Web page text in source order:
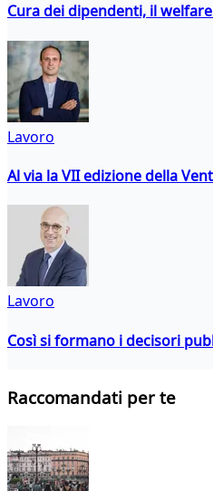
Cura dei dipendenti, il
Lavoro
Al via la VII edizione della
Lavoro
Così si formano i decisori
Raccomandati per te